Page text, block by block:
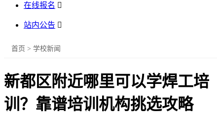
在线报名 
站内公告 
首页 > 学校新闻
新都区附近哪里可以学焊工培
训？靠谱培训机构挑选攻略